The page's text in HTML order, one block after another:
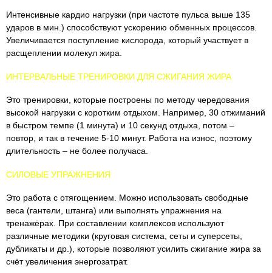
Интенсивные кардио нагрузки (при частоте пульса выше 135
ударов в мин.) способствуют ускорению обменных процессов.
Увеличивается поступление кислорода, который участвует в
расщеплении молекул жира.
ИНТЕРВАЛЬНЫЕ ТРЕНИРОВКИ ДЛЯ СЖИГАНИЯ ЖИРА
Это тренировки, которые построены по методу чередования
высокой нагрузки с коротким отдыхом. Например, 30 отжиманий
в быстром темпе (1 минута) и 10 секунд отдыха, потом –
повтор, и так в течение 5-10 минут. Работа на износ, поэтому
длительность – не более получаса.
СИЛОВЫЕ УПРАЖНЕНИЯ
Это работа с отягощением. Можно использовать свободные
веса (гантели, штанга) или выполнять упражнения на
тренажёрах. При составлении комплексов используют
различные методики (круговая система, сеты и суперсеты,
дубликаты и др.), которые позволяют усилить сжигание жира за
счёт увеличения энергозатрат.